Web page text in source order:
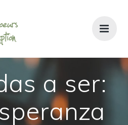
contenido
a ser: